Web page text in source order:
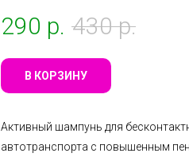
290 р. 430 р.
В КОРЗИНУ
Активный шампунь для
автотранспорта с повышенным